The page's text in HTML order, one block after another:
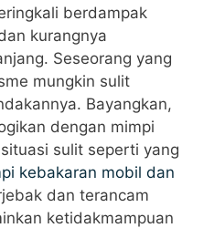
berdampak
kurangnya
Seseorang yang
mungkin sulit
Bayangkan,
dengan mimpi
sulit seperti yang
kebakaran mobil dan
dan terancam
ketidakmampuan